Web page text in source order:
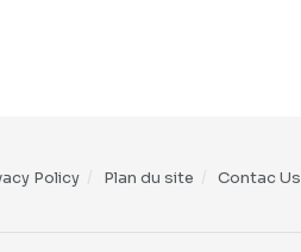
Policy Plan du site Contac Us